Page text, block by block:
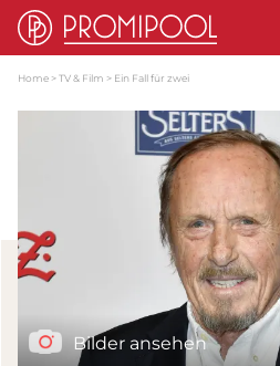
Home TV & Film Ein Fall für zwei
Bilder ansehen